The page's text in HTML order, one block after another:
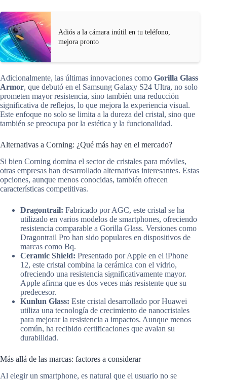
Adiós a la cámara inútil en tu teléfono,
mejora pronto
Adicionalmente, las últimas innovaciones como Gorilla Glass
Armor, que debutó en el Samsung Galaxy S24 Ultra, no solo
prometen mayor resistencia, sino también una reducción
significativa de reflejos, lo que mejora la experiencia visual.
Este enfoque no solo se limita a la dureza del cristal, sino que
también se preocupa por la estética y la funcionalidad.
Alternativas a Corning: ¿Qué más hay en el mercado?
Si bien Corning domina el sector de cristales para móviles,
otras empresas han desarrollado alternativas interesantes. Estas
opciones, aunque menos conocidas, también ofrecen
características competitivas.
Dragontrail: Fabricado por AGC, este cristal se ha
utilizado en varios modelos de smartphones, ofreciendo
resistencia comparable a Gorilla Glass. Versiones como
Dragontrail Pro han sido populares en dispositivos de
marcas como Bq.
Ceramic Shield: Presentado por Apple en el iPhone
12, este cristal combina la cerámica con el vidrio,
ofreciendo una resistencia significativamente mayor.
Apple afirma que es dos veces más resistente que su
predecesor.
Kunlun Glass: Este cristal desarrollado por Huawei
utiliza una tecnología de crecimiento de nanocristales
para mejorar la resistencia a impactos. Aunque menos
común, ha recibido certificaciones que avalan su
durabilidad.
Más allá de las marcas: factores a considerar
Al elegir un smartphone, es natural que el usuario no se